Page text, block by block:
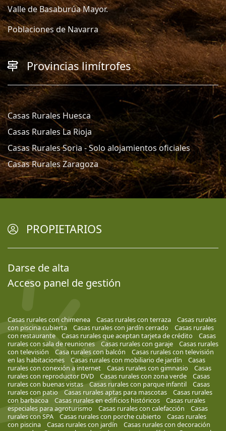
Valle de Basaburúa Mayor.
Poblaciones de Navarra
Provincias limítrofes
Casas Rurales Huesca
Casas Rurales La Rioja
Casas Rurales Soria - Solo alojamientos oficiales
Casas Rurales Zaragoza
PROPIETARIOS
Darse de alta
Acceso panel de gestión
Casas rurales con chimenea Casas rurales con terraza
Casas rurales
con piscina cubierta
Casas rurales con jardín cerrado
Casas rurales
con restaurante
Casas rurales que aceptan tarjeta de crédito
Casas
rurales con sala de reuniones
Casas rurales con garaje
Casas rurales
con televisión
Casa rurales con balcón
Casas rurales con televisión
en las habitaciones
Casas rurales con mobiliario de jardín
Casas
rurales con conexión a internet
Casas rurales con gimnasio
Casas
rurales con reproductor DVD
Casas rurales con zona verde
Casas
rurales con buenas vistas
Casas rurales con parque infantil
Casas
rurales con patio
Casas rurales aptas para mascotas
Casas rurales
con barbacoa
Casas rurales en edificios históricos
Casas rurales
especiales para agroturismo
Casas rurales con calefacción
Casas
rurales con SPA
Casas rurales con porche cubierto
Casas rurales
con piscina
Casas rurales con jardín
Casas rurales con decoración